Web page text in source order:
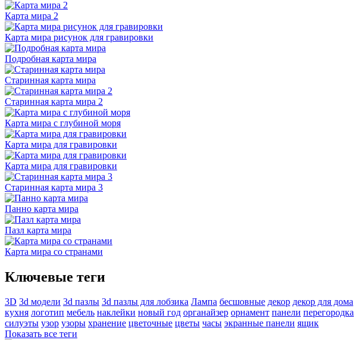
Карта мира 2
Карта мира рисунок для гравировки
Подробная карта мира
Старинная карта мира
Старинная карта мира 2
Карта мира с глубиной моря
Карта мира для гравировки
Карта мира для гравировки
Старинная карта мира 3
Панно карта мира
Пазл карта мира
Карта мира со странами
Ключевые теги
3D 3d модели 3d пазлы 3d пазлы для лобзика Лампа бесшовные декор декор для дома
кухня логотип мебель наклейки новый год органайзер орнамент панели перегородка
силуэты узор узоры хранение цветочные цветы часы экранные панели ящик
Показать все теги